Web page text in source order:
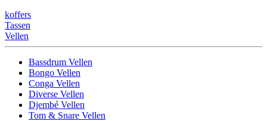
koffers
Tassen
Vellen
Bassdrum Vellen
Bongo Vellen
Conga Vellen
Diverse Vellen
Djembé Vellen
Tom & Snare Vellen